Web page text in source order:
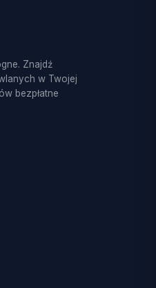
Znajdź
w Twojej
bezpłatne